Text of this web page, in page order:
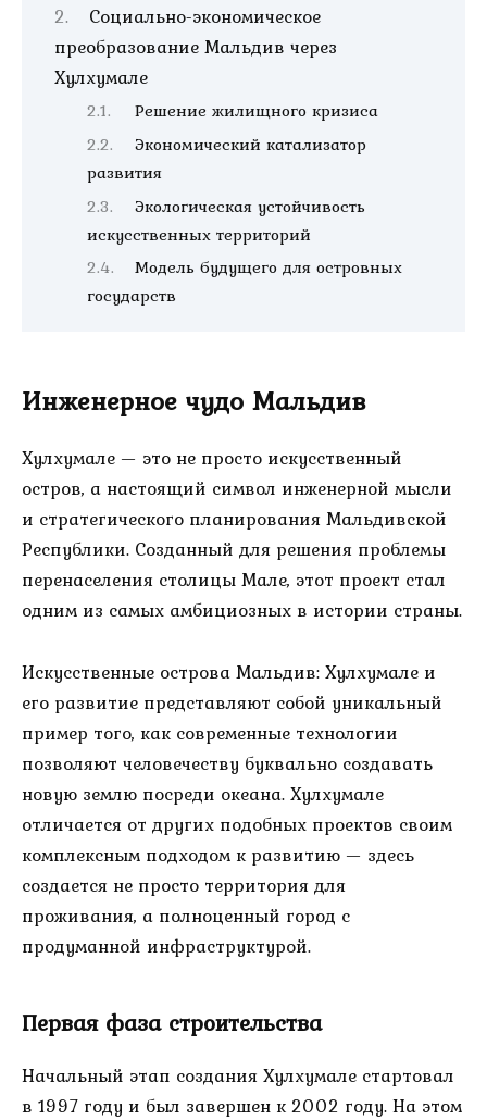
Социально-экономическое
преобразование Мальдив через
Хулхумале
Решение жилищного кризиса
Экономический катализатор
развития
Экологическая устойчивость
искусственных территорий
Модель будущего для островных
государств
Инженерное чудо Мальдив
Хулхумале — это не просто искусственный
остров, а настоящий символ инженерной мысли
и стратегического планирования Мальдивской
Республики. Созданный для решения проблемы
перенаселения столицы Мале, этот проект стал
одним из самых амбициозных в истории страны.
Искусственные острова Мальдив: Хулхумале и
его развитие представляют собой уникальный
пример того, как современные технологии
позволяют человечеству буквально создавать
новую землю посреди океана. Хулхумале
отличается от других подобных проектов своим
комплексным подходом к развитию — здесь
создается не просто территория для
проживания, а полноценный город с
продуманной инфраструктурой.
Первая фаза строительства
Начальный этап создания Хулхумале стартовал
в 1997 году и был завершен к 2002 году. На этом